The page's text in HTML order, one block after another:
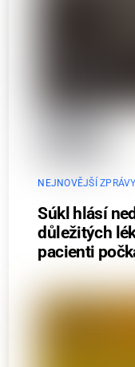
NEJNOVĚJŠÍ ZPRÁVY
Súkl hlásí
důležitých
pacienti